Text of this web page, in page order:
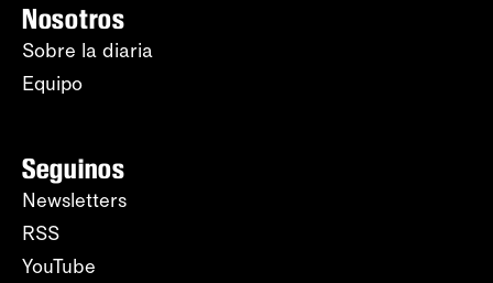
Nosotros
Sobre la diaria
Equipo
Seguinos
Newsletters
RSS
YouTube